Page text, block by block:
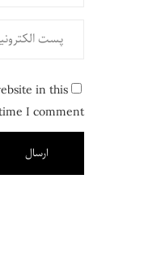
in this
I comment.